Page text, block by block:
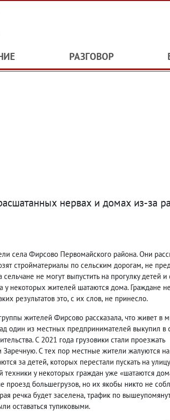
РАЗГОВОР
нервах и домах из-за
села Фирсово Первомайского района. Они
стройматериалы по сельским дорогам, не
не могут выпустить на прогулку детей и
а у некоторых жителей шатаются дома. Граждане
результатов это, с их слов, не принесло.
жителей Фирсово рассказала, что живет в
один из местных предпринимателей выкупил в
С 2021 года грузовики стали проезжать
Заречную. С тех пор местные жители жалуются
за детей, которых перестали пускать на
техники у некоторых граждан уже «шатаются
проезд большегрузов, но их якобы никто не
речка будет заселена, трафик по
оставаться тупиковыми.